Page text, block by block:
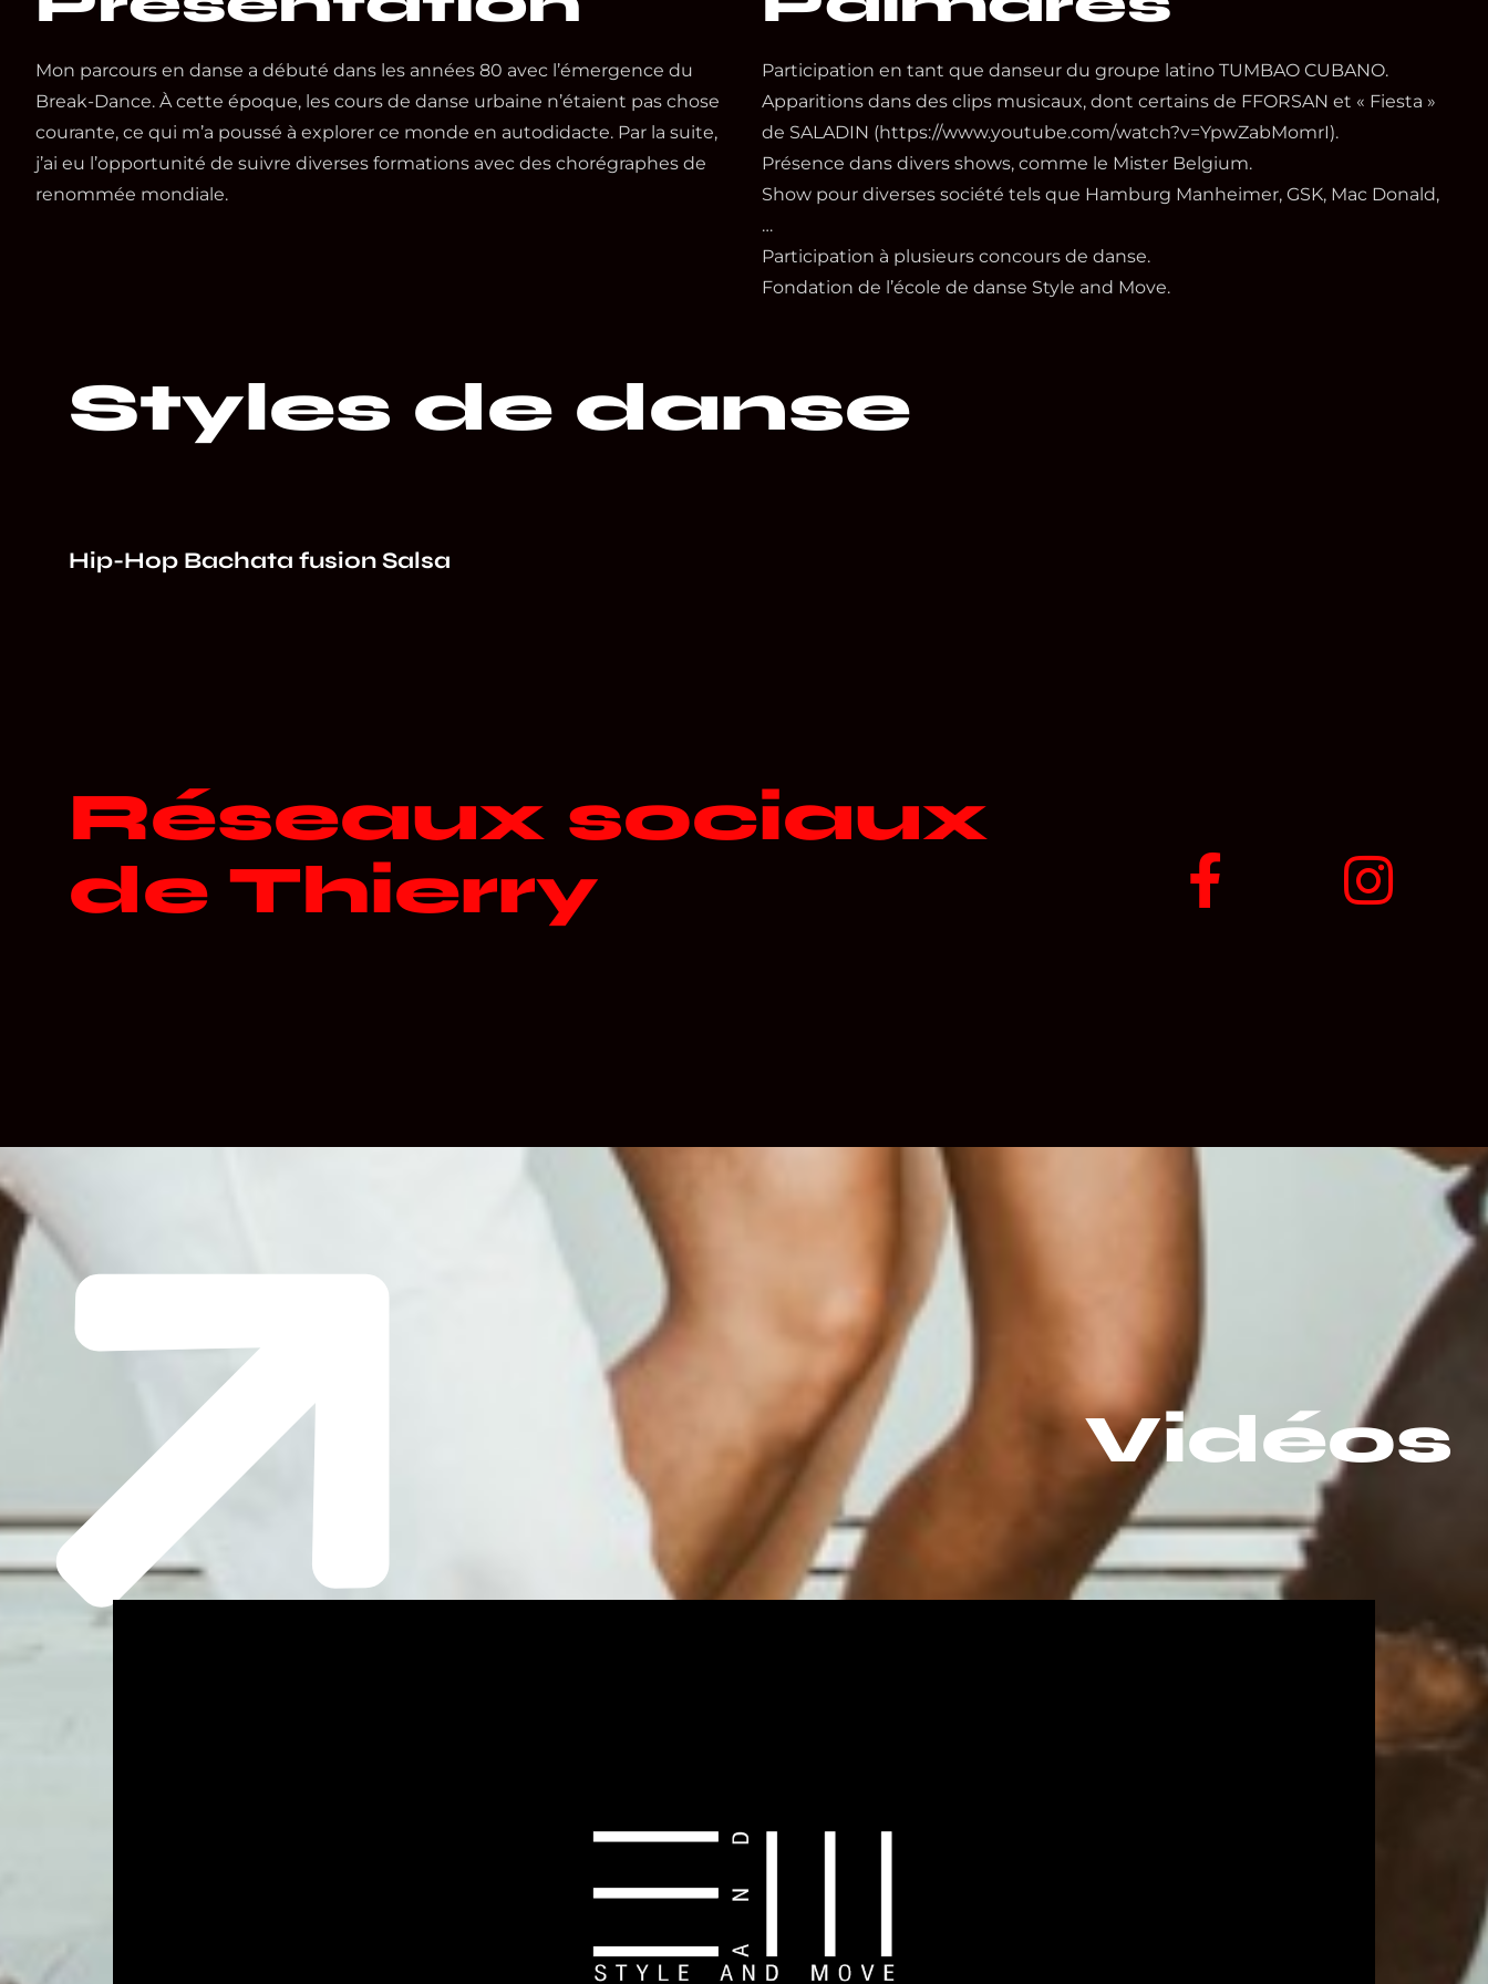
Mon parcours en danse a débuté dans les années 80 avec l’émergence du
Break-Dance. À cette époque, les cours de danse urbaine n’étaient pas chose
courante, ce qui m’a poussé à explorer ce monde en autodidacte. Par la suite,
j’ai eu l’opportunité de suivre diverses formations avec des chorégraphes de
renommée mondiale.
Participation en tant que danseur du groupe latino TUMBAO CUBANO.
Apparitions dans des clips musicaux, dont certains de FFORSAN et « Fiesta »
de SALADIN (https://www.youtube.com/watch?v=YpwZabMomrI).
Présence dans divers shows, comme le Mister Belgium.
Show pour diverses société tels que Hamburg Manheimer, GSK, Mac Donald,
…
Participation à plusieurs concours de danse.
Fondation de l’école de danse Style and Move.
Styles de danse
Hip-Hop Bachata fusion Salsa
Réseaux sociaux
de Thierry
Vidéos